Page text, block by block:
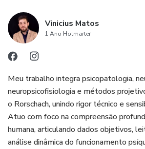
Vinicius Matos
1 Ano Hotmarter
Meu trabalho integra psicopatologia,
neuropsicofisiologia e métodos
o Rorschach, unindo rigor técnico e
Atuo com foco na compreensão
humana, articulando dados objetivos,
análise dinâmica do funcionamento